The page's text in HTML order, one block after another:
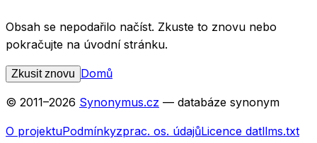
Obsah se nepodařilo načíst. Zkuste to znovu nebo
pokračujte na úvodní stránku.
Zkusit znovu Domů
© 2011–2026 Synonymus.cz — databáze synonym
O projektuPodmínkyzprac. os. údajůLicence datllms.txt